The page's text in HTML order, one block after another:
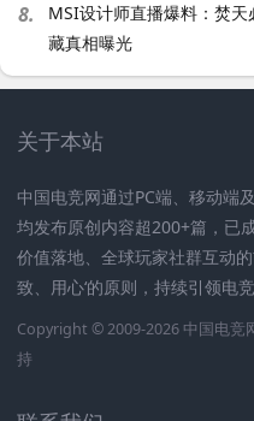
8.
MSI设计师直播爆料：焚
藏真相曝光
关于本站
中国电竞网通过PC端、移动端
均发布原创内容超200+篇，已
价值落地、全球玩家社群互动
致、用心‘的原则，持续引领电
Copyright © 2009-2026 中国电竞
持